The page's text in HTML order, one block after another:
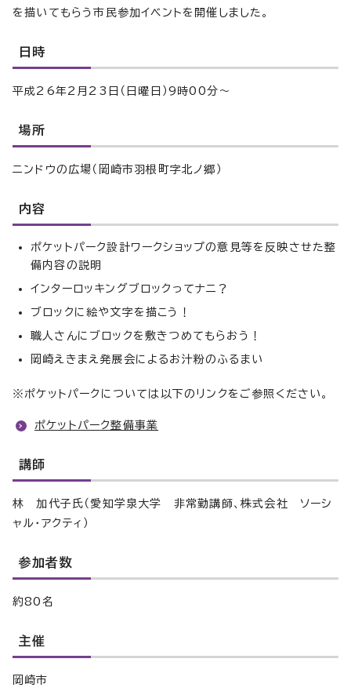
を描いてもらう市民参加イベントを開催しました。
日時
平成26年2月23日（日曜日）9時00分～
場所
ニンドウの広場（岡崎市羽根町字北ノ郷）
内容
ポケットパーク設計ワークショップの意見等を反映させた整
備内容の説明
インターロッキングブロックってナニ？
ブロックに絵や文字を描こう！
職人さんにブロックを敷きつめてもらおう！
岡崎えきまえ発展会によるお汁粉のふるまい
※ポケットパークについては以下のリンクをご参照ください。
ポケットパーク整備事業
講師
林 加代子氏（愛知学泉大学 非常勤講師、株式会社 ソーシ
ャル・アクティ）
参加者数
約80名
主催
岡崎市